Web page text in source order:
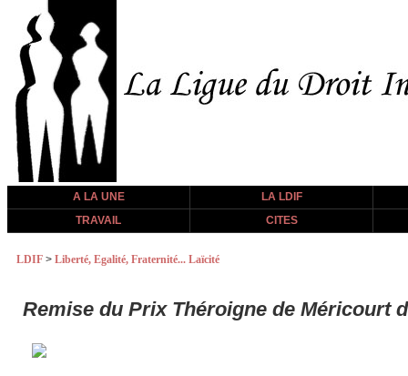
A LA UNE
LA LDIF
TRAVAIL
CITES
LDIF > Liberté, Egalité, Fraternité... Laïcité
Remise du Prix Théroigne de Méricourt